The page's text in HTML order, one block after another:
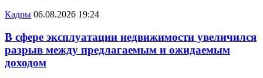
Кадры 06.08.2026 19:24
В сфере эксплуатации недвижимости увеличился
разрыв между предлагаемым и ожидаемым
доходом